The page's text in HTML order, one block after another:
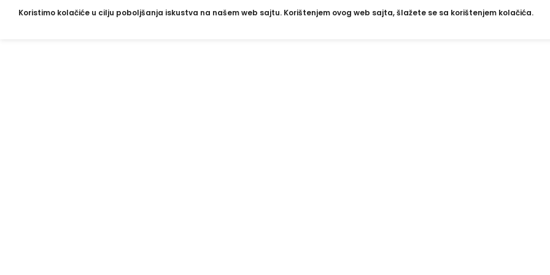
Koristimo kolačiće u cilju poboljšanja iskustva na našem web sajtu. Korištenjem ovog web sajta, šlažete se sa korištenjem kolačića.